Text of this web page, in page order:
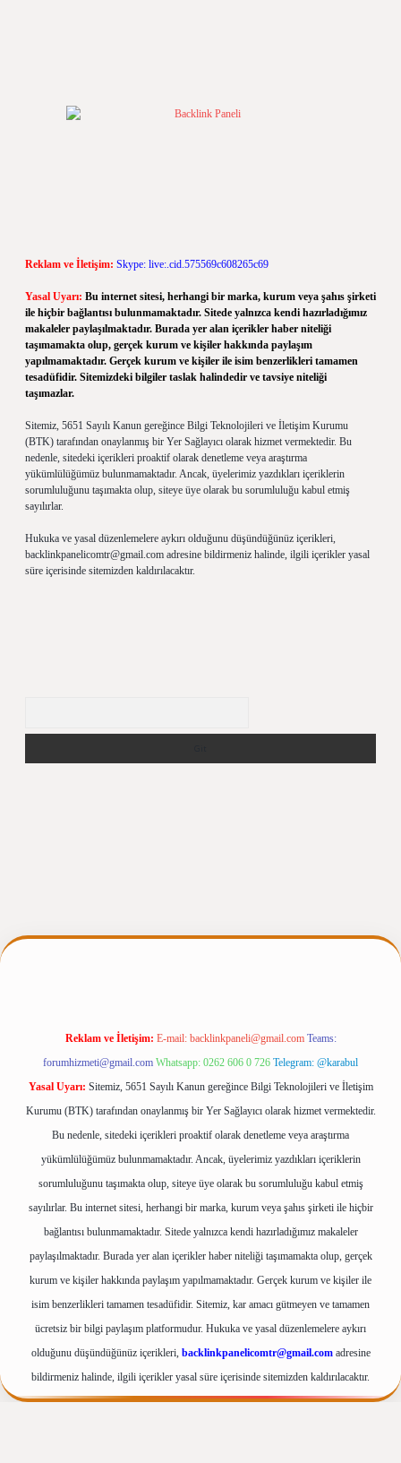
Reklam ve İletişim: Skype: live:.cid.575569c608265c69
Yasal Uyarı: Bu internet sitesi, herhangi bir marka, kurum veya şahıs şirketi
ile hiçbir bağlantısı bulunmamaktadır. Sitede yalnızca kendi hazırladığımız
makaleler paylaşılmaktadır. Burada yer alan içerikler haber niteliği
taşımamakta olup, gerçek kurum ve kişiler hakkında paylaşım
yapılmamaktadır. Gerçek kurum ve kişiler ile isim benzerlikleri tamamen
tesadüfidir. Sitemizdeki bilgiler taslak halindedir ve tavsiye niteliği
taşımazlar.
Sitemiz, 5651 Sayılı Kanun gereğince Bilgi Teknolojileri ve İletişim Kurumu
(BTK) tarafından onaylanmış bir Yer Sağlayıcı olarak hizmet vermektedir. Bu
nedenle, sitedeki içerikleri proaktif olarak denetleme veya araştırma
yükümlülüğümüz bulunmamaktadır. Ancak, üyelerimiz yazdıkları içeriklerin
sorumluluğunu taşımakta olup, siteye üye olarak bu sorumluluğu kabul etmiş
sayılırlar.
Hukuka ve yasal düzenlemelere aykırı olduğunu düşündüğünüz içerikleri,
backlinkpanelicomtr@gmail.com adresine bildirmeniz halinde, ilgili içerikler yasal
süre içerisinde sitemizden kaldırılacaktır.
Reklam ve İletişim: E-mail: backlinkpaneli@gmail.com Teams:
forumhizmeti@gmail.com Whatsapp: 0262 606 0 726 Telegram: @karabul
Yasal Uyarı: Sitemiz, 5651 Sayılı Kanun gereğince Bilgi Teknolojileri ve İletişim
Kurumu (BTK) tarafından onaylanmış bir Yer Sağlayıcı olarak hizmet vermektedir.
Bu nedenle, sitedeki içerikleri proaktif olarak denetleme veya araştırma
yükümlülüğümüz bulunmamaktadır. Ancak, üyelerimiz yazdıkları içeriklerin
sorumluluğunu taşımakta olup, siteye üye olarak bu sorumluluğu kabul etmiş
sayılırlar. Bu internet sitesi, herhangi bir marka, kurum veya şahıs şirketi ile hiçbir
bağlantısı bulunmamaktadır. Sitede yalnızca kendi hazırladığımız makaleler
paylaşılmaktadır. Burada yer alan içerikler haber niteliği taşımamakta olup, gerçek
kurum ve kişiler hakkında paylaşım yapılmamaktadır. Gerçek kurum ve kişiler ile
isim benzerlikleri tamamen tesadüfidir. Sitemiz, kar amacı gütmeyen ve tamamen
ücretsiz bir bilgi paylaşım platformudur. Hukuka ve yasal düzenlemelere aykırı
olduğunu düşündüğünüz içerikleri, backlinkpanelicomtr@gmail.comadresine
bildirmeniz halinde, ilgili içerikler yasal süre içerisinde sitemizden kaldırılacaktır.